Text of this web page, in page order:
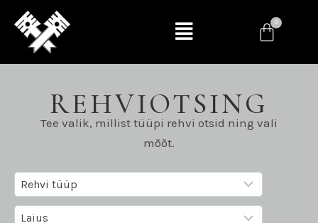
REHVIOTSING
Tee valik, millist tüüpi rehvi otsid ning vali
mõõt.